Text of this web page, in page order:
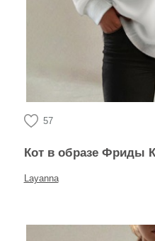
57
Кот в образе Фриды
Layanna